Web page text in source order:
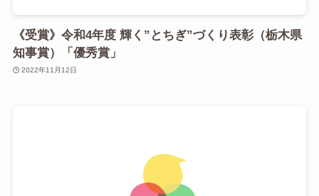
《受賞》令和4年度 輝く”とちぎ”づくり表彰（栃木県
知事賞）「優秀賞」
2022年11月12日